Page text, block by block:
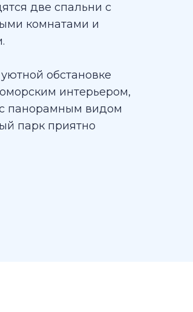
две спальни с
комнатами и
обстановке
интерьером,
панорамным видом
парк приятно